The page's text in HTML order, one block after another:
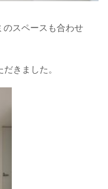
のスペースも合わせ
きました。